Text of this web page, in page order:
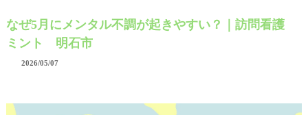
なぜ5月にメンタル不調が起きやすい？｜訪問看護
ミント 明石市
2026/05/07